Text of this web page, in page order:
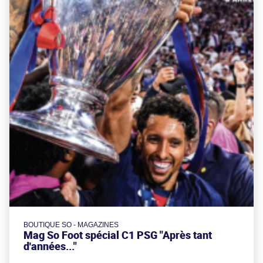
BOUTIQUE SO - MAGAZINES
Mag So Foot spécial C1 PSG "Après tant
d'années..."